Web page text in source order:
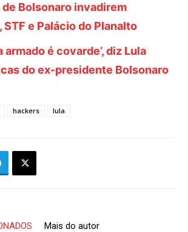
Bolsonaro invadirem
STF e Palácio do Planalto
armado é covarde’, diz Lula
do ex-presidente Bolsonaro
hackers lula
Mais do autor